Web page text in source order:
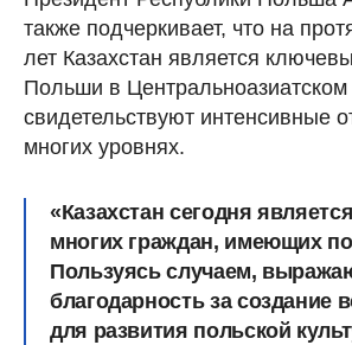
также подчеркивает, что на
лет Казахстан является
Польши в
свидетельствуют интенсивные
многих уровнях.
«Казахстан сегодня
многих граждан, имеющих
Пользуясь случаем,
благодарность за создание
для развития польской